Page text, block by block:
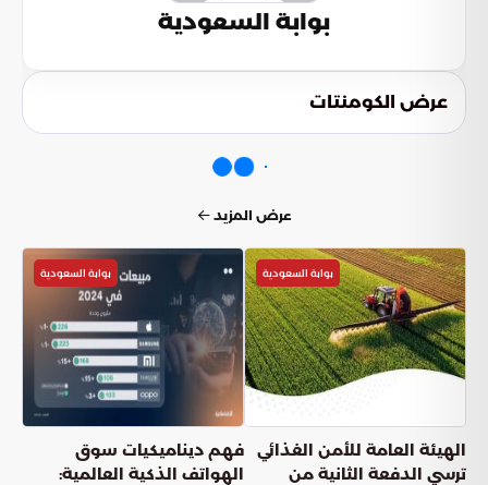
بوابة السعودية
عرض الكومنتات
عرض المزيد
بوابة السعودية
الهيئة العامة للأمن الغذائي
ترسي الدفعة الثانية من
بوابة السعودية
فهم ديناميكيات سوق
الهواتف الذكية العالمية: